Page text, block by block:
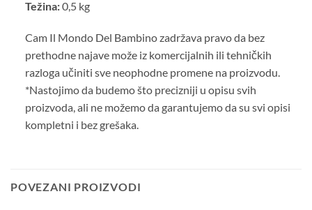
Težina:0,5 kg
Cam Il Mondo Del Bambino zadržava pravo da bez
prethodne najave može iz komercijalnih ili tehničkih
razloga učiniti sve neophodne promene na proizvodu.
*Nastojimo da budemo što precizniji u opisu svih
proizvoda, ali ne možemo da garantujemo da su svi opisi
kompletni i bez grešaka.
POVEZANI PROIZVODI